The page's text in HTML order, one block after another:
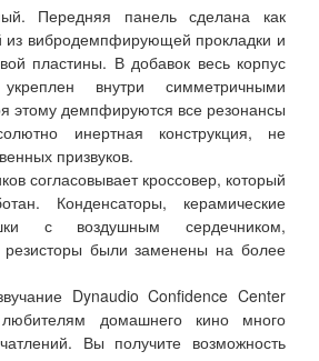
Передняя панель сделана как
из вибродемпфирующей прокладки и
пластины. В добавок весь корпус
внутри симметричными
этому демпфируются все резонансы
инертная конструкция, не
призвуков.
согласовывает кроссовер, который
Конденсаторы, керамические
с воздушным сердечником,
резисторы были заменены на более
Dynaudio Confidence Center
домашнего кино много
Вы получите возможность